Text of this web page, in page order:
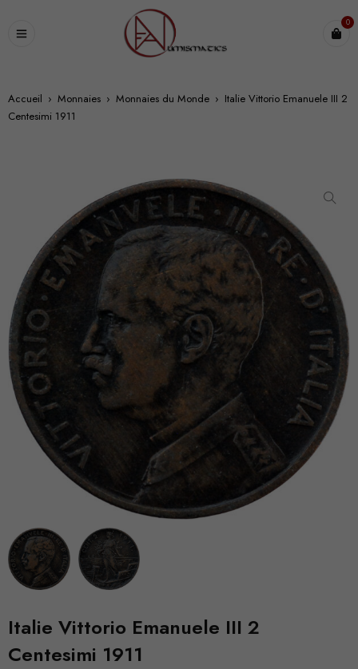
0
Accueil › Monnaies › Monnaies du Monde › Italie Vittorio Emanuele III 2
Centesimi 1911
Italie Vittorio Emanuele III 2
Centesimi 1911